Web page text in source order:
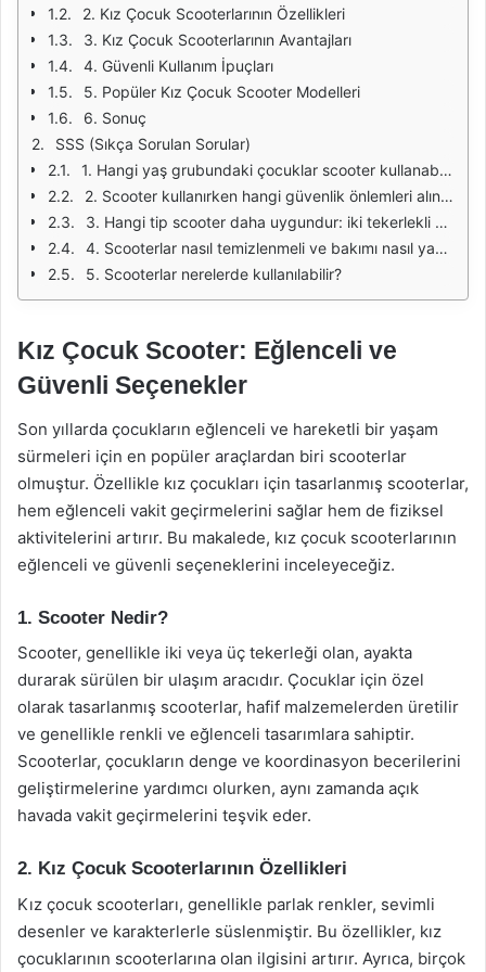
2. Kız Çocuk Scooterlarının Özellikleri
3. Kız Çocuk Scooterlarının Avantajları
4. Güvenli Kullanım İpuçları
5. Popüler Kız Çocuk Scooter Modelleri
6. Sonuç
SSS (Sıkça Sorulan Sorular)
1. Hangi yaş grubundaki çocuklar scooter kullanabilir?
2. Scooter kullanırken hangi güvenlik önlemleri alınmalıdır?
3. Hangi tip scooter daha uygundur: iki tekerlekli mi yoksa üç tekerlekli mi?
4. Scooterlar nasıl temizlenmeli ve bakımı nasıl yapılmalıdır?
5. Scooterlar nerelerde kullanılabilir?
Kız Çocuk Scooter: Eğlenceli ve
Güvenli Seçenekler
Son yıllarda çocukların eğlenceli ve hareketli bir yaşam
sürmeleri için en popüler araçlardan biri scooterlar
olmuştur. Özellikle kız çocukları için tasarlanmış scooterlar,
hem eğlenceli vakit geçirmelerini sağlar hem de fiziksel
aktivitelerini artırır. Bu makalede, kız çocuk scooterlarının
eğlenceli ve güvenli seçeneklerini inceleyeceğiz.
1. Scooter Nedir?
Scooter, genellikle iki veya üç tekerleği olan, ayakta
durarak sürülen bir ulaşım aracıdır. Çocuklar için özel
olarak tasarlanmış scooterlar, hafif malzemelerden üretilir
ve genellikle renkli ve eğlenceli tasarımlara sahiptir.
Scooterlar, çocukların denge ve koordinasyon becerilerini
geliştirmelerine yardımcı olurken, aynı zamanda açık
havada vakit geçirmelerini teşvik eder.
2. Kız Çocuk Scooterlarının Özellikleri
Kız çocuk scooterları, genellikle parlak renkler, sevimli
desenler ve karakterlerle süslenmiştir. Bu özellikler, kız
çocuklarının scooterlarına olan ilgisini artırır. Ayrıca, birçok